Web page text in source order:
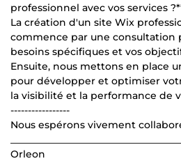
professionnel avec vos services
La création d'un site Wix
commence par une consultation
besoins spécifiques et vos
Ensuite, nous mettons en place
pour développer et optimiser
la visibilité et la performance de
-----------------
Nous espérons vivement
Orleon